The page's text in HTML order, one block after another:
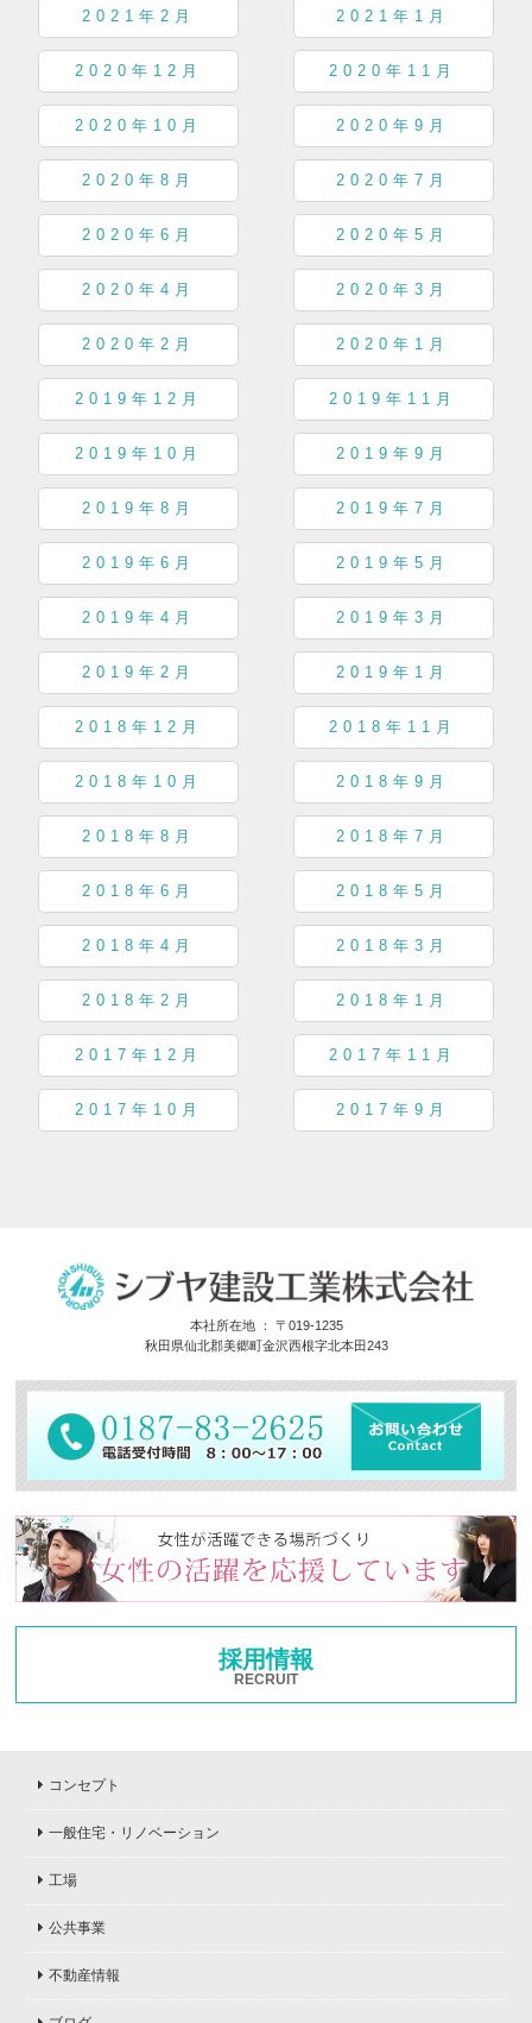
2021年2月 2021年1月
2020年12月 2020年11月
2020年10月 2020年9月
2020年8月 2020年7月
2020年6月 2020年5月
2020年4月 2020年3月
2020年2月 2020年1月
2019年12月 2019年11月
2019年10月 2019年9月
2019年8月 2019年7月
2019年6月 2019年5月
2019年4月 2019年3月
2019年2月 2019年1月
2018年12月 2018年11月
2018年10月 2018年9月
2018年8月 2018年7月
2018年6月 2018年5月
2018年4月 2018年3月
2018年2月 2018年1月
2017年12月 2017年11月
2017年10月 2017年9月
本社所在地 ： 〒019-1235
秋田県仙北郡美郷町金沢西根字北本田243
採用情報
RECRUIT
コンセプト
一般住宅・リノベーション
工場
公共事業
不動産情報